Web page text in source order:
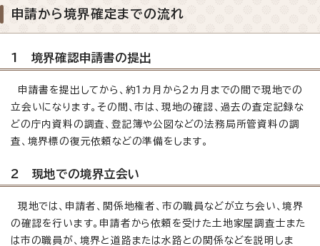
申請から境界確定までの流れ
1 境界確認申請書の提出
申請書を提出してから、約1カ月から2カ月までの間で現地での
立会いになります。その間、市は、現地の確認、過去の査定記録な
どの庁内資料の調査、登記簿や公図などの法務局所管資料の調
査、境界標の復元依頼などの準備をします。
2 現地での境界立会い
現地では、申請者、関係地権者、市の職員などが立ち会い、境界
の確認を行います。申請者から依頼を受けた土地家屋調査士また
は市の職員が、境界と道路または水路との関係などを説明しま